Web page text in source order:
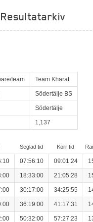
team Team Kharat
Södertälje BS
Södertälje
1,137
Seglad tid Korr tid
07:56:10 09:01:24
18:33:00 21:05:28
30:17:00 34:25:55
36:19:00 41:17:31
50:32:00 57:27:23